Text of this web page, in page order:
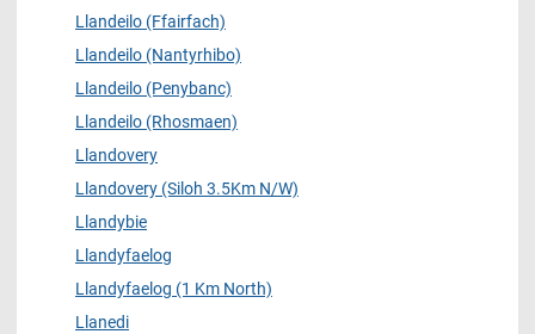
Llandeilo (Ffairfach)
Llandeilo (Nantyrhibo)
Llandeilo (Penybanc)
Llandeilo (Rhosmaen)
Llandovery
Llandovery (Siloh 3.5Km N/W)
Llandybie
Llandyfaelog
Llandyfaelog (1 Km North)
Llanedi